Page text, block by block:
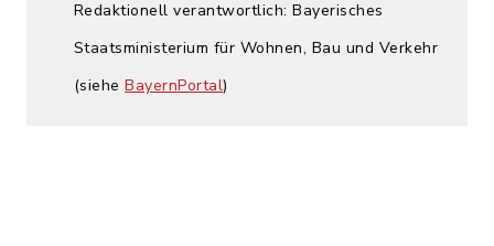
Redaktionell verantwortlich: Bayerisches
Staatsministerium für Wohnen, Bau und Verkehr
(siehe BayernPortal)